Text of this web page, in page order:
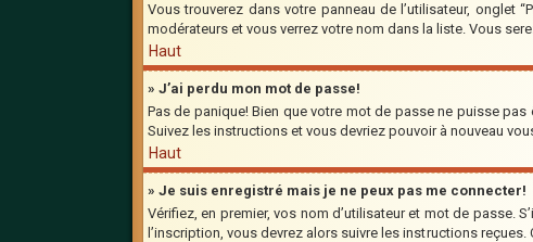
Vous trouverez dans votre panneau de l’utilisateur, onglet
modérateurs et vous verrez votre nom dans la liste. Vous
Haut
» J’ai perdu mon mot de passe!
Pas de panique! Bien que votre mot de passe ne puisse
Suivez les instructions et vous devriez pouvoir à nouveau
Haut
» Je suis enregistré mais je ne peux pas me connecter!
Vérifiez, en premier, vos nom d’utilisateur et mot de passe.
l’inscription, vous devrez alors suivre les instructions